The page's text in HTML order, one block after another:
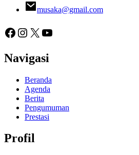
musaka@gmail.com
Facebook
Instagram
X YouTube
Navigasi
Beranda
Agenda
Berita
Pengumuman
Prestasi
Profil